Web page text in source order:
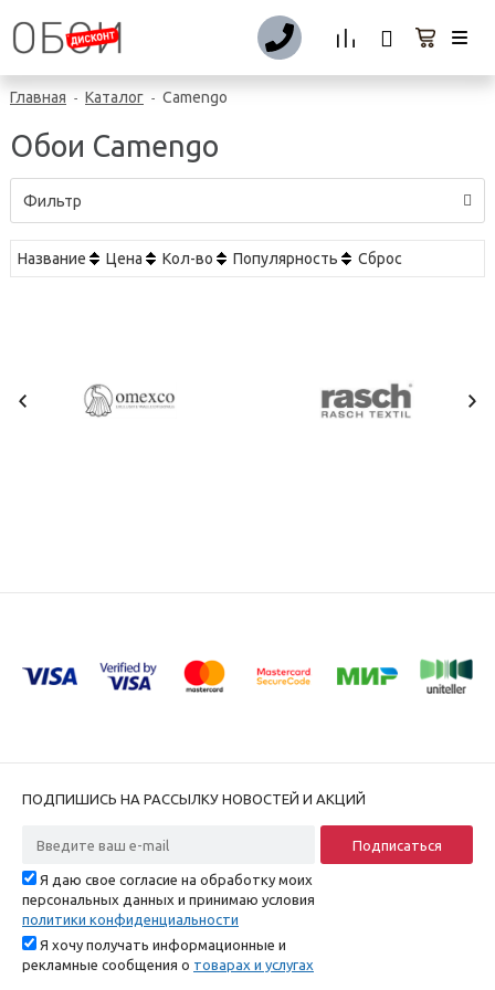
Главная - Каталог - Camengo
Обои Camengo
Фильтр
Название Цена Кол-во Популярность Сброс
ПОДПИШИСЬ НА РАССЫЛКУ НОВОСТЕЙ И АКЦИЙ
Я даю свое согласие на обработку моих
персональных данных и принимаю условия
политики конфиденциальности
Я хочу получать информационные и
рекламные сообщения о товарах и услугах